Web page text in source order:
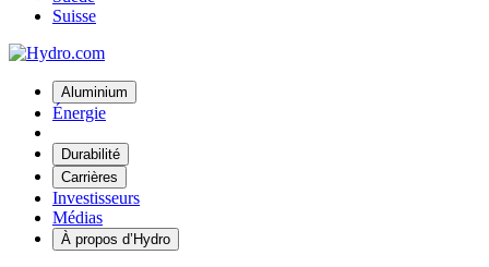
Suisse
Aluminium
Énergie
Durabilité
Carrières
Investisseurs
Médias
À propos d’Hydro